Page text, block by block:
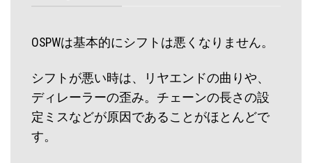
OSPWは基本的にシフトは悪くなりません。
シフトが悪い時は、リヤエンドの曲りや、
ディレーラーの歪み。チェーンの長さの設
定ミスなどが原因であることがほとんどで
す。